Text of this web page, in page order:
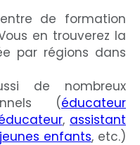
de formation
en trouverez la
par régions dans
de nombreux
(éducateur
, assistant
enfants, etc.)